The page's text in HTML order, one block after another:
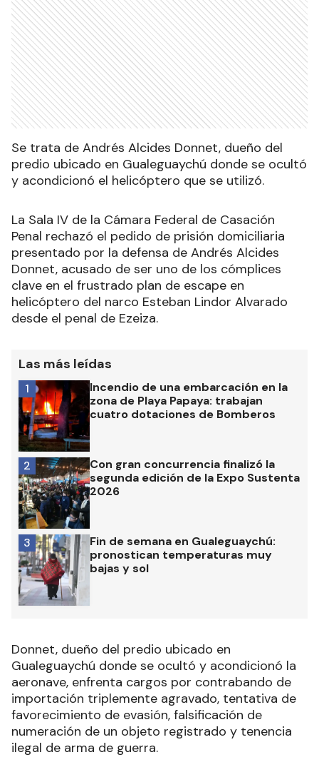
Se trata de Andrés Alcides Donnet, dueño del
predio ubicado en Gualeguaychú donde se ocultó
y acondicionó el helicóptero que se utilizó.
La Sala IV de la Cámara Federal de Casación
Penal rechazó el pedido de prisión domiciliaria
presentado por la defensa de Andrés Alcides
Donnet, acusado de ser uno de los cómplices
clave en el frustrado plan de escape en
helicóptero del narco Esteban Lindor Alvarado
desde el penal de Ezeiza.
Las más leídas
Incendio de una embarcación en la
zona de Playa Papaya: trabajan
cuatro dotaciones de Bomberos
1
Con gran concurrencia finalizó la
segunda edición de la Expo Sustenta
2026
2
Fin de semana en Gualeguaychú:
pronostican temperaturas muy
bajas y sol
3
Donnet, dueño del predio ubicado en
Gualeguaychú donde se ocultó y acondicionó la
aeronave, enfrenta cargos por contrabando de
importación triplemente agravado, tentativa de
favorecimiento de evasión, falsificación de
numeración de un objeto registrado y tenencia
ilegal de arma de guerra.